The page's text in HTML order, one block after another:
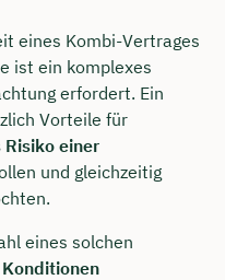
eines Kombi-Vertrages
ist ein komplexes
erfordert. Ein
Vorteile für
Risiko einer
und gleichzeitig
eines solchen